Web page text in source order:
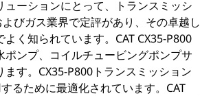
ーションにとって、トランスミッシ
びガス業界で定評があり、その卓越し
く知られています。CAT CX35-P800
ンプ、コイルチュービングポンプサ
す。CX35-P800トランスミッション
るために最適化されています。CAT